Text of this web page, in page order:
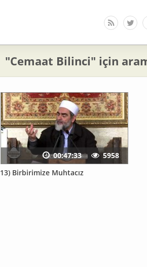
"Cemaat Bilinci" için
13) Birbirimize Muhtacız
00:47:33 5958